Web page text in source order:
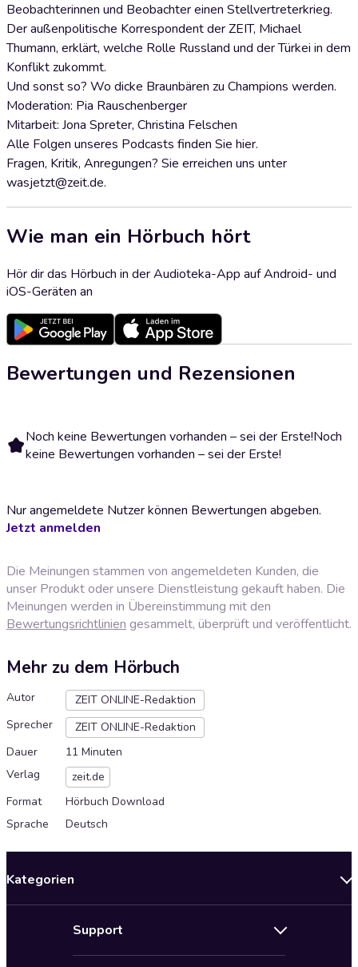
Beobachterinnen und Beobachter einen Stellvertreterkrieg.
Der außenpolitische Korrespondent der ZEIT, Michael
Thumann, erklärt, welche Rolle Russland und der Türkei in dem
Konflikt zukommt.
Und sonst so? Wo dicke Braunbären zu Champions werden.
Moderation: Pia Rauschenberger
Mitarbeit: Jona Spreter, Christina Felschen
Alle Folgen unseres Podcasts finden Sie hier.
Fragen, Kritik, Anregungen? Sie erreichen uns unter
wasjetzt@zeit.de.
Wie man ein Hörbuch hört
Hör dir das Hörbuch in der Audioteka-App auf Android- und
iOS-Geräten an
Bewertungen und Rezensionen
Noch keine Bewertungen vorhanden – sei der Erste!Noch
keine Bewertungen vorhanden – sei der Erste!
Nur angemeldete Nutzer können Bewertungen abgeben.
Jetzt anmelden
Die Meinungen stammen von angemeldeten Kunden, die
unser Produkt oder unsere Dienstleistung gekauft haben. Die
Meinungen werden in Übereinstimmung mit den
Bewertungsrichtlinien gesammelt, überprüft und veröffentlicht.
Mehr zu dem Hörbuch
Autor
ZEIT ONLINE-Redaktion
Sprecher
ZEIT ONLINE-Redaktion
Dauer
11 Minuten
Verlag
zeit.de
Format
Hörbuch Download
Sprache
Deutsch
Kategorien
Support